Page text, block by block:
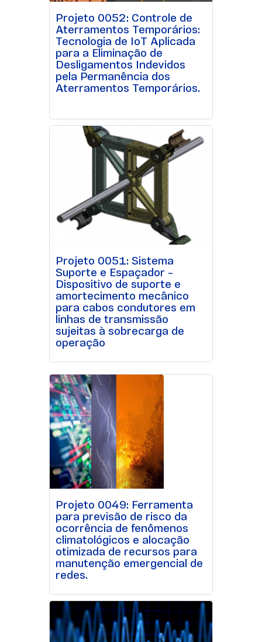
Projeto 0052: Controle de
Aterramentos Temporários:
Tecnologia de IoT Aplicada
para a Eliminação de
Desligamentos Indevidos
pela Permanência dos
Aterramentos Temporários.
Projeto 0051: Sistema
Suporte e Espaçador –
Dispositivo de suporte e
amortecimento mecânico
para cabos condutores em
linhas de transmissão
sujeitas à sobrecarga de
operação
Projeto 0049: Ferramenta
para previsão de risco da
ocorrência de fenômenos
climatológicos e alocação
otimizada de recursos para
manutenção emergencial de
redes.